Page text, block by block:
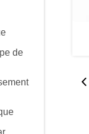
de